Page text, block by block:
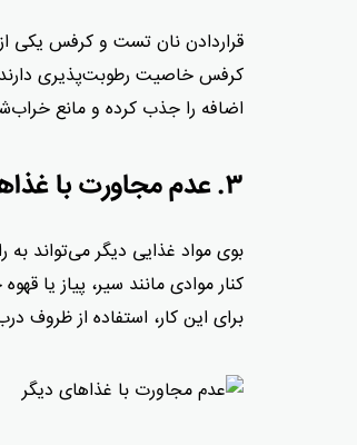
قراردادن نان تست و کرفس یکی
کرفس خاصیت رطوبت‌پذیری دارند
اضافه را جذب کرده و مانع
۳. عدم مجاورت با غذاهای دیگر
بوی مواد غذایی دیگر می‌تواند
کنار موادی مانند سیر، پیاز یا
برای این کار، استفاده از ظروف